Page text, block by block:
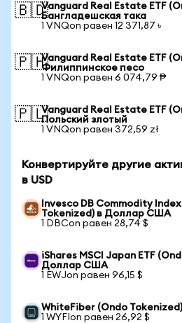
🇧🇩Vanguard Real Estate ETF
Бангладешская така
1 VNQon равен 12 371,87 ৳
🇵🇭Vanguard Real Estate ETF
Филиппинское песо
1 VNQon равен 6 074,79 ₱
🇵🇱Vanguard Real Estate ETF
Польский злотый
1 VNQon равен 372,59 zł
Конвертируйте другие
в USD
Invesco DB Commodity
Tokenized) в Доллар США
1 DBCon равен 28,74 $
iShares MSCI Japan ETF
Доллар США
1 EWJon равен 96,15 $
WhiteFiber (Ondo
1 WYFIon равен 26,92 $